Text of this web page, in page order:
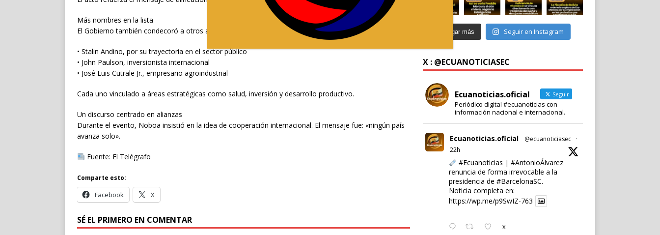
Más nombres en la lista
El Gobierno también condecoró a otros actores clave:
• Stalin Andino, por su trayectoria en el sector público
• John Paulson, inversionista internacional
• José Luis Cutrale Jr., empresario agroindustrial
Cada uno vinculado a áreas estratégicas como salud, inversión y desarrollo productivo.
Un discurso centrado en alianzas
Durante el evento, Noboa insistió en la idea de cooperación internacional. El mensaje fue: «ningún país
avanza solo».
Fuente: El Telégrafo
Comparte esto:
Facebook X
SÉ EL PRIMERO EN COMENTAR
Cargar más Seguir en Instagram
X : @ECUANOTICIASEC
Ecuanoticias.oficial Seguir
Periódico digital #ecuanoticias con
información nacional e internacional.
Ecuanoticias.oficial @ecuanoticiasec
·
22h
#Ecuanoticias | #AntonioÁlvarez
renuncia de forma irrevocable a la
presidencia de #BarcelonaSC.
Noticia completa en:
https://wp.me/p9SwIZ-763
X